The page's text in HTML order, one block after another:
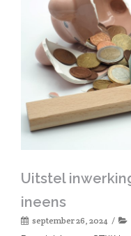
Uitstel
ineens
september 26, 2024